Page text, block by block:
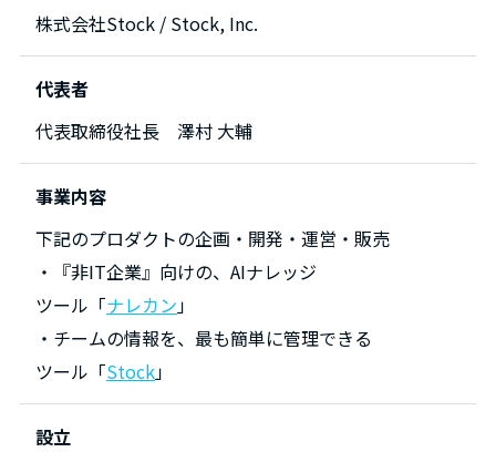
株式会社Stock / Stock, Inc.
代表者
代表取締役社長 澤村 大輔
事業内容
下記のプロダクトの企画・開発・運営・販売
・『非IT企業』向けの、AIナレッジ
ツール「ナレカン」
・チームの情報を、最も簡単に管理できる
ツール「Stock」
設立